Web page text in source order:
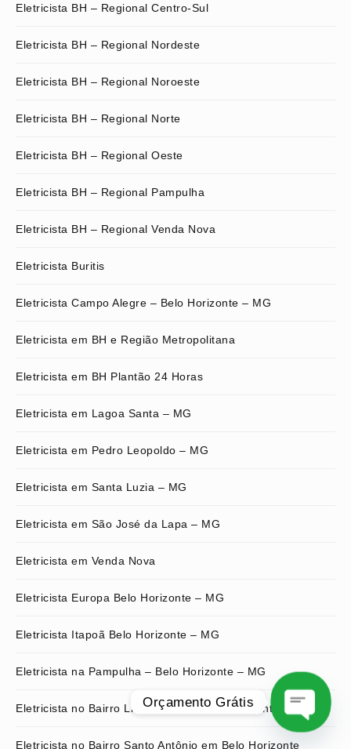
Eletricista BH – Regional Centro-Sul
Eletricista BH – Regional Nordeste
Eletricista BH – Regional Noroeste
Eletricista BH – Regional Norte
Eletricista BH – Regional Oeste
Eletricista BH – Regional Pampulha
Eletricista BH – Regional Venda Nova
Eletricista Buritis
Eletricista Campo Alegre – Belo Horizonte – MG
Eletricista em BH e Região Metropolitana
Eletricista em BH Plantão 24 Horas
Eletricista em Lagoa Santa – MG
Eletricista em Pedro Leopoldo – MG
Eletricista em Santa Luzia – MG
Eletricista em São José da Lapa – MG
Eletricista em Venda Nova
Eletricista Europa Belo Horizonte – MG
Eletricista Itapoã Belo Horizonte – MG
Eletricista na Pampulha – Belo Horizonte – MG
Eletricista no Bairro Liberdade em Belo Horizonte – MG
Eletricista no Bairro Santo Antônio em Belo Horizonte
Orçamento Grátis